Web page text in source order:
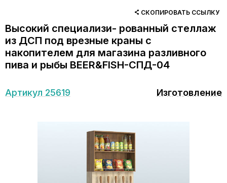
СКОПИРОВАТЬ ССЫЛКУ
Высокий специализи- рованный стеллаж
из ДСП под врезные краны с
накопителем для магазина разливного
пива и рыбы BEER&FISH-СПД-04
Артикул 25619 Изготовление